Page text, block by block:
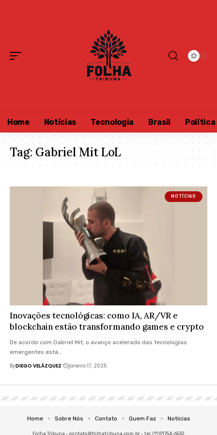
Home Notícias Tecnologia Brasil Política
Tag:Gabriel Mit LoL
NOTÍCIAS
Inovações tecnológicas: como IA, AR/VR e
blockchain estão transformando games e crypto
De acordo com Gabriel Mit, o avanço acelerado das tecnologias
emergentes está…
ByDIEGO VELÁZQUEZ janeiro 17, 2025
Folha Tribuna - contato@folhatribuna.com.br- tel.(11)91754-6532
Home Sobre Nós Contato Quem Faz Notícias